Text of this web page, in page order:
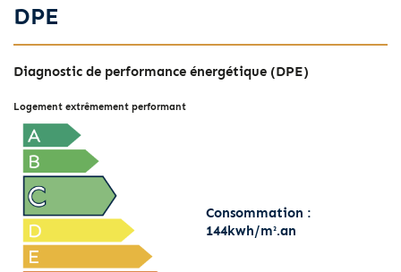
DPE
Diagnostic de performance énergétique (DPE)
Logement extrêmement performant
Consommation :
144kwh/m².an